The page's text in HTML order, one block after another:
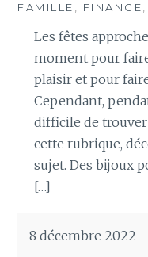
FAMILLE , FINANCE,
Les fêtes
moment pour
plaisir et pour
Cependant,
difficile de
cette rubrique,
sujet. Des bijoux
[…]
8 décembre 2022